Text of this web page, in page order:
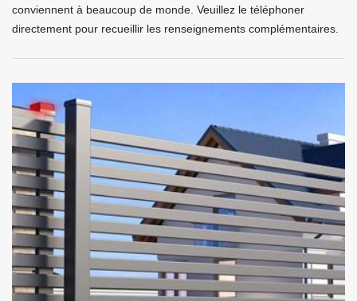
conviennent à beaucoup de monde. Veuillez le téléphoner
directement pour recueillir les renseignements complémentaires.